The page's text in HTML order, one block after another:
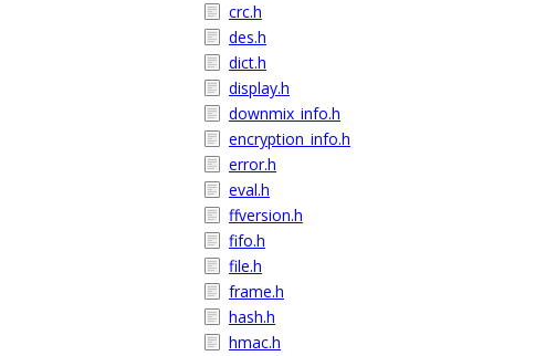
crc.h
des.h
dict.h
display.h
downmix_info.h
encryption_info.h
error.h
eval.h
ffversion.h
fifo.h
file.h
frame.h
hash.h
hmac.h